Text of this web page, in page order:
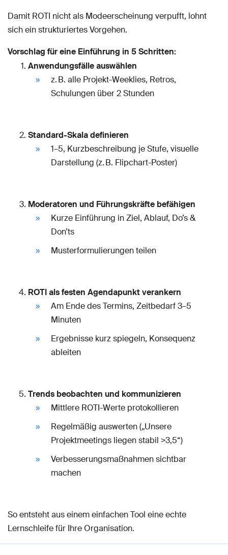
Damit ROTI nicht als Modeerscheinung verpufft, lohnt
sich ein strukturiertes Vorgehen.
Vorschlag für eine Einführung in 5 Schritten:
Anwendungsfälle auswählen
z. B. alle Projekt-Weeklies, Retros,
Schulungen über 2 Stunden
Standard-Skala definieren
1–5, Kurzbeschreibung je Stufe, visuelle
Darstellung (z. B. Flipchart-Poster)
Moderatoren und Führungskräfte befähigen
Kurze Einführung in Ziel, Ablauf, Do’s &
Don’ts
Musterformulierungen teilen
ROTI als festen Agendapunkt verankern
Am Ende des Termins, Zeitbedarf 3–5
Minuten
Ergebnisse kurz spiegeln, Konsequenz
ableiten
Trends beobachten und kommunizieren
Mittlere ROTI-Werte protokollieren
Regelmäßig auswerten („Unsere
Projektmeetings liegen stabil >3,5“)
Verbesserungsmaßnahmen sichtbar
machen
So entsteht aus einem einfachen Tool eine echte
Lernschleife für Ihre Organisation.